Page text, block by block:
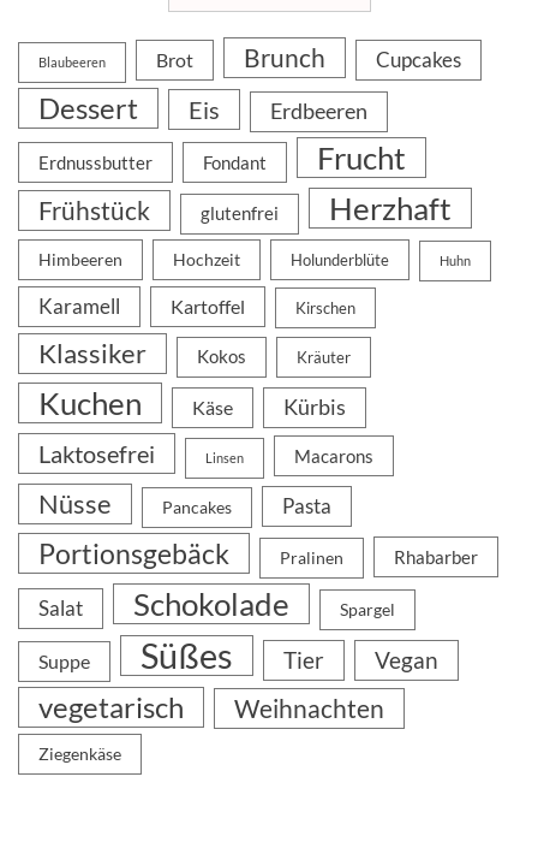
Blaubeeren Brot Brunch Cupcakes
Dessert Eis Erdbeeren
Erdnussbutter Fondant Frucht
Frühstück glutenfrei Herzhaft
Himbeeren Hochzeit Holunderblüte Huhn
Karamell Kartoffel Kirschen
Klassiker Kokos Kräuter
Kuchen Käse Kürbis
Laktosefrei Linsen Macarons
Nüsse Pancakes Pasta
Portionsgebäck Pralinen Rhabarber
Salat Schokolade Spargel
Suppe Süßes Tier Vegan
vegetarisch Weihnachten
Ziegenkäse